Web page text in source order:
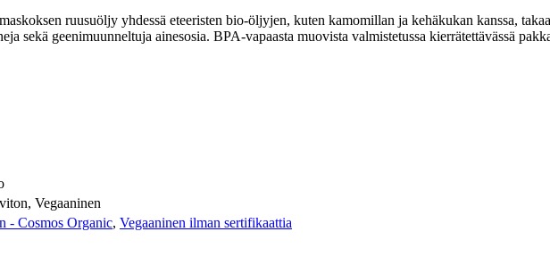
ruusuöljy yhdessä eteeristen bio-öljyjen, kuten kamomillan ja kehäkukan kanssa,
sekä geenimuunneltuja ainesosia. BPA-vapaasta muovista valmistetussa kierrätettävässä
Vegaaninen
- Cosmos Organic, Vegaaninen ilman sertifikaattia